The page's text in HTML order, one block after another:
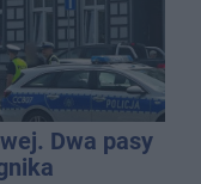
Dwa pasy